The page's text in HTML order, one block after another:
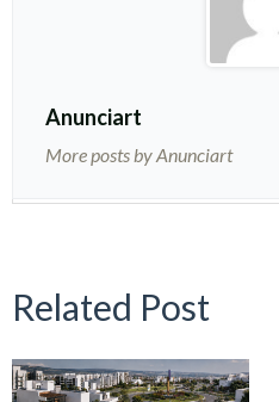
Anunciart
More posts by Anunciart
Related Post